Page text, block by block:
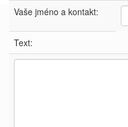
Vaše jméno a kontakt:
Text: